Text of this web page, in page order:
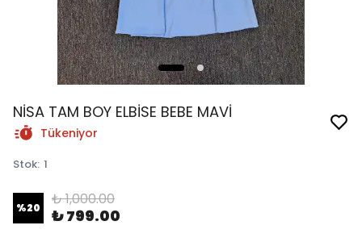
NİSA TAM BOY ELBİSE BEBE MAVİ
Tükeniyor
Stok: 1
%20 ₺ 1,000.00
₺ 799.00